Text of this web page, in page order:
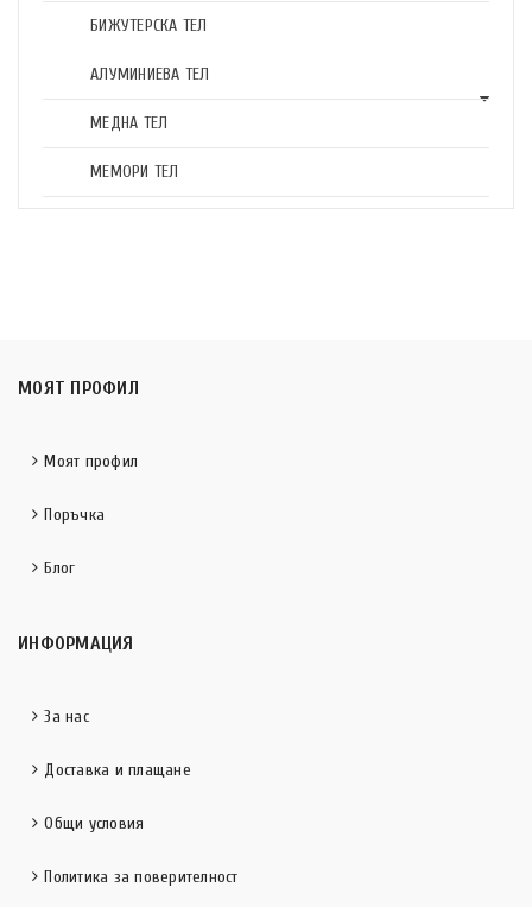
БИЖУТЕРСКА ТЕЛ
АЛУМИНИЕВА ТЕЛ
МЕДНА ТЕЛ
МЕМОРИ ТЕЛ
МОЯТ ПРОФИЛ
Моят профил
Поръчка
Блог
ИНФОРМАЦИЯ
За нас
Доставка и плащане
Общи условия
Политика за поверителност